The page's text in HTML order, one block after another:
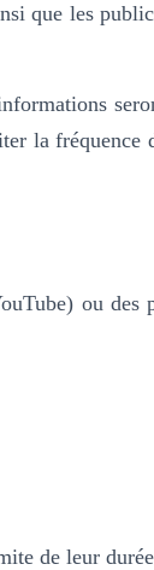
que les
la fréquence
ou des
de leur